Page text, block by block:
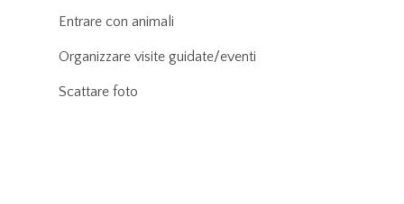
Entrare con animali
Organizzare visite guidate/eventi
Scattare foto